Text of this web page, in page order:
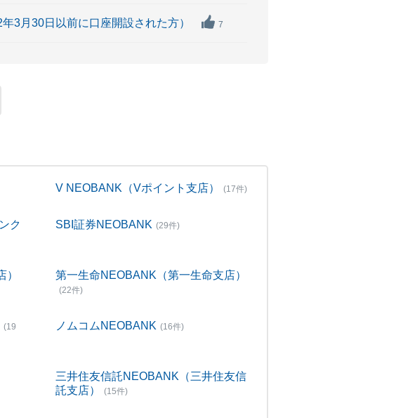
3月30日以前に口座開設された方） 7
V NEOBANK（Vポイント支店） (17件)
ク
SBI証券NEOBANK (29件)
第一生命NEOBANK（第一生命支店）
(22件)
(19
ノムコムNEOBANK (16件)
三井住友信託NEOBANK（三井住友信
託支店）
(15件)